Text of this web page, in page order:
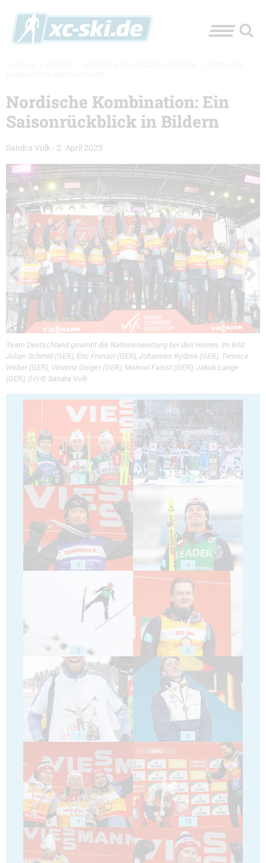
Nordische Kombination: Ein
Saisonrückblick in Bildern
Sandra Volk- 2. April 2023
Team Deutschland gewinnt die Nationenwertung bei den Herren. Im Bild:
Julian Schmid (GER), Eric Frenzel (GER), Johannes Rydzek (GER), Terence
Weber (GER), Vinzenz Geiger (GER), Manuel Faisst (GER), Jakob Lange
(GER), (l-r) © Sandra Volk
1 2
3 4
5 6
7 8
9 10